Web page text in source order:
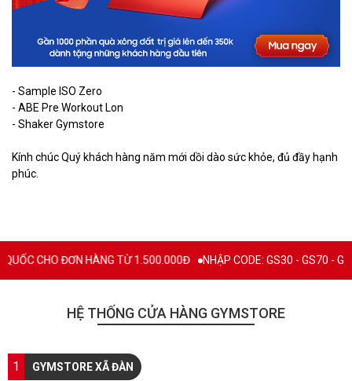
- Sample ISO Zero
- ABE Pre Workout Lon
- Shaker Gymstore
Kính chúc Quý khách hàng năm mới dồi dào sức khỏe, đủ đầy hạnh
phúc.
ĐƠN HÀNG TỪ 1.500.000Đ NHẬP CODE: GS30 - GS70 - GS100 giảm
HỆ THỐNG CỬA HÀNG GYMSTORE
1 GYMSTORE XÃ ĐÀN